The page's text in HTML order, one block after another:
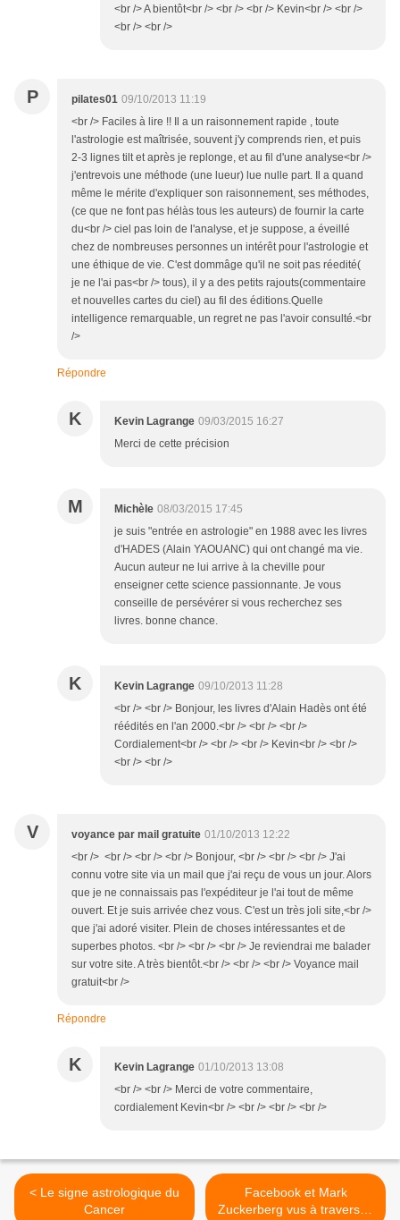
<br /> A bientôt<br /> <br /> <br /> Kevin<br /> <br />
<br /> <br />
P pilates01 09/10/2013 11:19
<br /> Faciles à lire !! Il a un raisonnement rapide , toute
l'astrologie est maîtrisée, souvent j'y comprends rien, et puis
2-3 lignes tilt et après je replonge, et au fil d'une analyse<br />
j'entrevois une méthode (une lueur) lue nulle part. Il a quand
même le mérite d'expliquer son raisonnement, ses méthodes,
(ce que ne font pas hélàs tous les auteurs) de fournir la carte
du<br /> ciel pas loin de l'analyse, et je suppose, a éveillé
chez de nombreuses personnes un intérêt pour l'astrologie et
une éthique de vie. C'est dommâge qu'il ne soit pas réedité(
je ne l'ai pas<br /> tous), il y a des petits rajouts(commentaire
et nouvelles cartes du ciel) au fil des éditions.Quelle
intelligence remarquable, un regret ne pas l'avoir consulté.<br
/>
Répondre
K Kevin Lagrange 09/03/2015 16:27
Merci de cette précision
M Michèle 08/03/2015 17:45
je suis "entrée en astrologie" en 1988 avec les livres
d'HADES (Alain YAOUANC) qui ont changé ma vie.
Aucun auteur ne lui arrive à la cheville pour
enseigner cette science passionnante. Je vous
conseille de persévérer si vous recherchez ses
livres. bonne chance.
K Kevin Lagrange 09/10/2013 11:28
<br /> <br /> Bonjour, les livres d'Alain Hadès ont été
réédités en l'an 2000.<br /> <br /> <br />
Cordialement<br /> <br /> <br /> Kevin<br /> <br />
<br /> <br />
V voyance par mail gratuite 01/10/2013 12:22
<br /> <br /> <br /> <br /> Bonjour, <br /> <br /> <br /> J'ai
connu votre site via un mail que j'ai reçu de vous un jour. Alors
que je ne connaissais pas l'expéditeur je l'ai tout de même
ouvert. Et je suis arrivée chez vous. C'est un très joli site,<br />
que j'ai adoré visiter. Plein de choses intéressantes et de
superbes photos. <br /> <br /> <br /> Je reviendrai me balader
sur votre site. A très bientôt.<br /> <br /> <br /> Voyance mail
gratuit<br />
Répondre
K Kevin Lagrange 01/10/2013 13:08
<br /> <br /> Merci de votre commentaire,
cordialement Kevin<br /> <br /> <br /> <br />
< Le signe astrologique du
Cancer
Facebook et Mark
Zuckerberg vus à travers le